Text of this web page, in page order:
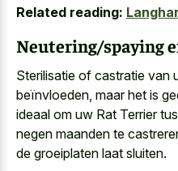
Related reading:
Neutering/spaying
Sterilisatie of castratie van
beïnvloeden, maar het is
ideaal om uw Rat Terrier
negen maanden te
de groeiplaten laat sluiten.